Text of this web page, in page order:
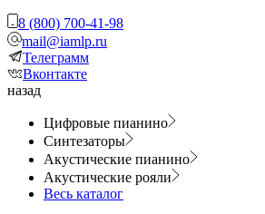
8 (800) 700-41-98
mail@iamlp.ru
Телеграмм
Вконтакте
назад
Цифровые пианино
Синтезаторы
Акустические пианино
Акустические рояли
Весь каталог